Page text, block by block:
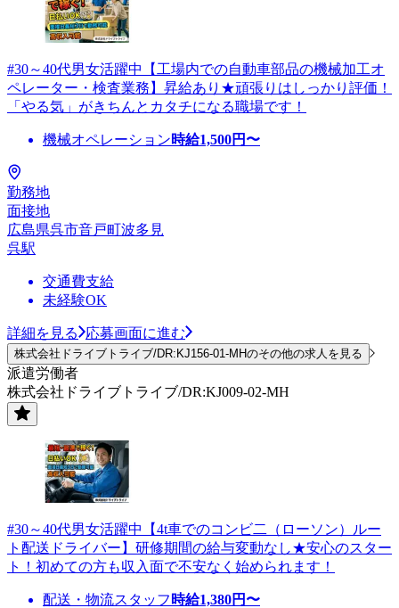
#30～40代男女活躍中【工場内での自動車部品の機械加工オ
ペレーター・検査業務】昇給あり★頑張りはしっかり評価！
「やる気」がきちんとカタチになる職場です！
機械オペレーション時給1,500円〜
勤務地
面接地
広島県呉市音戸町波多見
呉駅
交通費支給
未経験OK
詳細を見る 応募画面に進む
株式会社ドライブトライブ/DR:KJ156-01-MHのその他の求人を見る
派遣労働者
株式会社ドライブトライブ/DR:KJ009-02-MH
#30～40代男女活躍中【4t車でのコンビ二（ローソン）ルー
ト配送ドライバー】研修期間の給与変動なし★安心のスター
ト！初めての方も収入面で不安なく始められます！
配送・物流スタッフ 時給1,380円〜